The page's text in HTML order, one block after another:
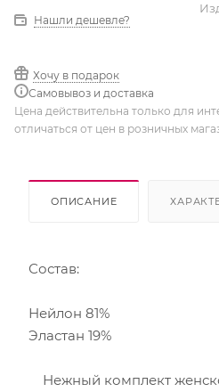
Нашли дешевле?
Хочу в подарок
Самовывоз и доставка
Цена действительна только для
отличаться от цен в розничных
ОПИСАНИЕ
Состав:
Нейлон 81%
Эластан 19%
Нежный комплект